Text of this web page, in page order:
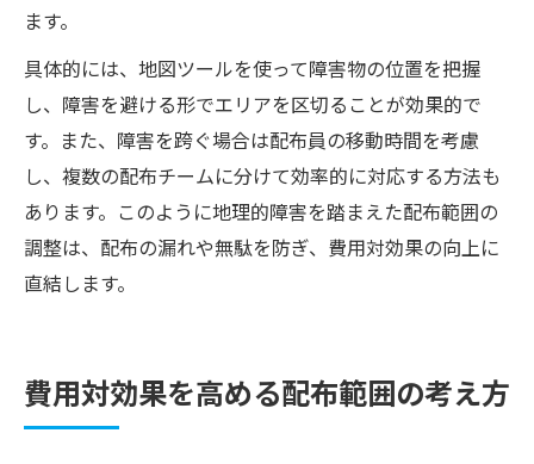
ます。
具体的には、地図ツールを使って障害物の位置を把握
し、障害を避ける形でエリアを区切ることが効果的で
す。また、障害を跨ぐ場合は配布員の移動時間を考慮
し、複数の配布チームに分けて効率的に対応する方法も
あります。このように地理的障害を踏まえた配布範囲の
調整は、配布の漏れや無駄を防ぎ、費用対効果の向上に
直結します。
費用対効果を高める配布範囲の考え方